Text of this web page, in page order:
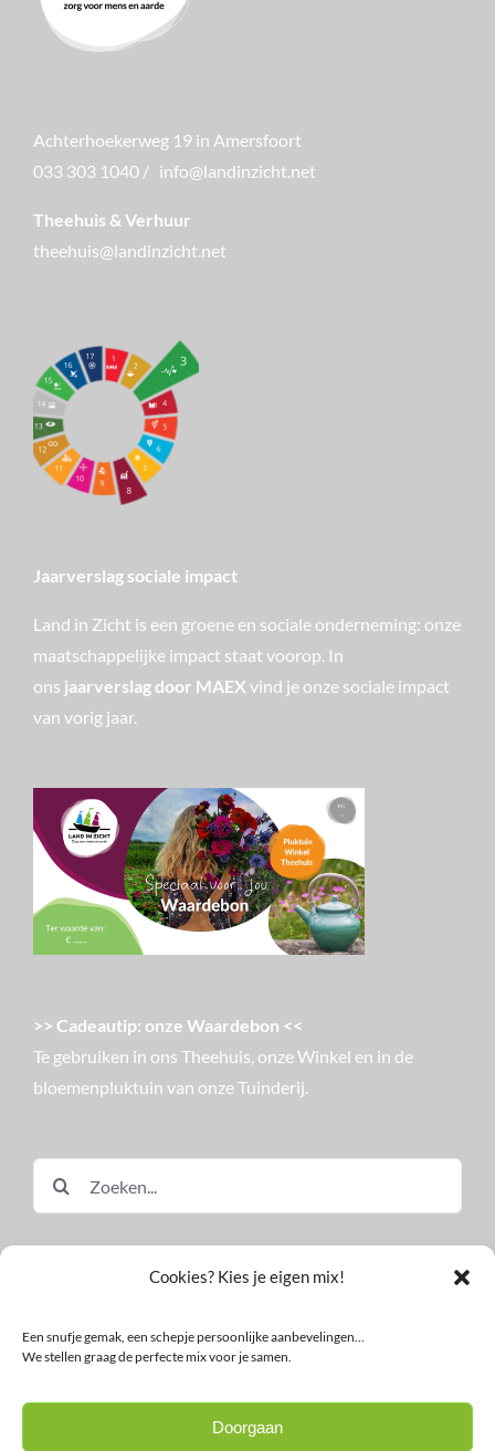
Cookies? Kies je eigen mix!
Een snufje gemak, een schepje persoonlijke aanbevelingen…
We stellen graag de perfecte mix voor je samen.
Doorgaan
Achterhoekerweg 19 in Amersfoort
033 303 1040 / info@landinzicht.net
Theehuis & Verhuur
theehuis@landinzicht.net
Jaarverslag sociale impact
Land in Zicht is een groene en sociale onderneming: onze
maatschappelijke impact staat voorop. In
ons jaarverslag door MAEX vind je onze sociale impact
van vorig jaar.
>> Cadeautip: onze Waardebon <<
Te gebruiken in ons Theehuis, onze Winkel en in de
bloemenpluktuin van onze Tuinderij.